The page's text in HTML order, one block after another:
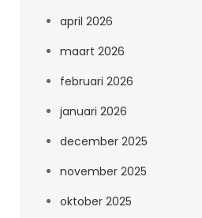
april 2026
maart 2026
februari 2026
januari 2026
december 2025
november 2025
oktober 2025